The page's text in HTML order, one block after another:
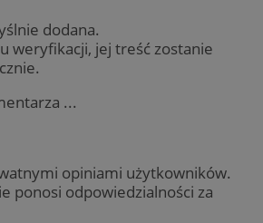
dodana.
weryfikacji, jej treść zostanie
...
opiniami użytkowników.
ponosi odpowiedzialności za